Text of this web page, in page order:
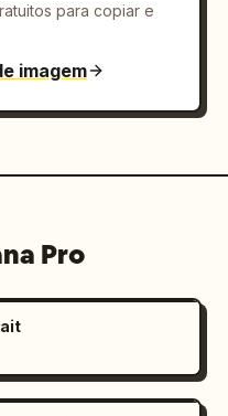
para copiar e
imagem
Pro